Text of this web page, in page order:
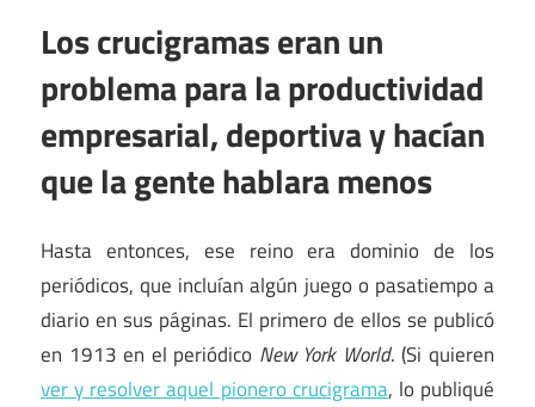
Los crucigramas eran un
problema para la productividad
empresarial, deportiva y hacían
que la gente hablara menos
Hasta entonces, ese reino era dominio de los
periódicos, que incluían algún juego o pasatiempo a
diario en sus páginas. El primero de ellos se publicó
en 1913 en el periódico New York World. (Si quieren
ver y resolver aquel pionero crucigrama, lo publiqué